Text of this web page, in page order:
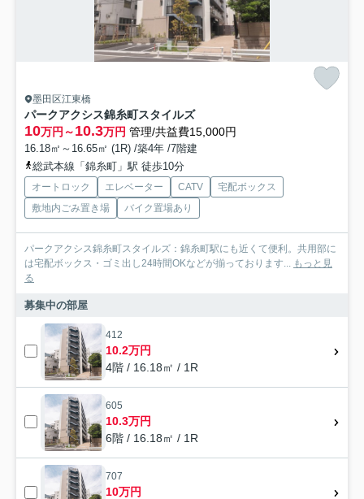
墨田区江東橋
パークアクシス錦糸町スタイルズ
10万円～10.3万円 管理/共益費15,000円
16.18㎡～16.65㎡ (1R) /築4年 /7階建
総武本線「錦糸町」駅 徒歩10分
オートロック エレベーター CATV
宅配ボックス
敷地内ごみ置き場
バイク置場あり
パークアクシス錦糸町スタイルズ：錦糸町駅にも近くて便利。共用部に
は宅配ボックス・ゴミ出し24時間OKなどが揃っております... もっと見
る
募集中の部屋
412
10.2万円
4階 / 16.18㎡ / 1R
605
10.3万円
6階 / 16.18㎡ / 1R
707
10万円